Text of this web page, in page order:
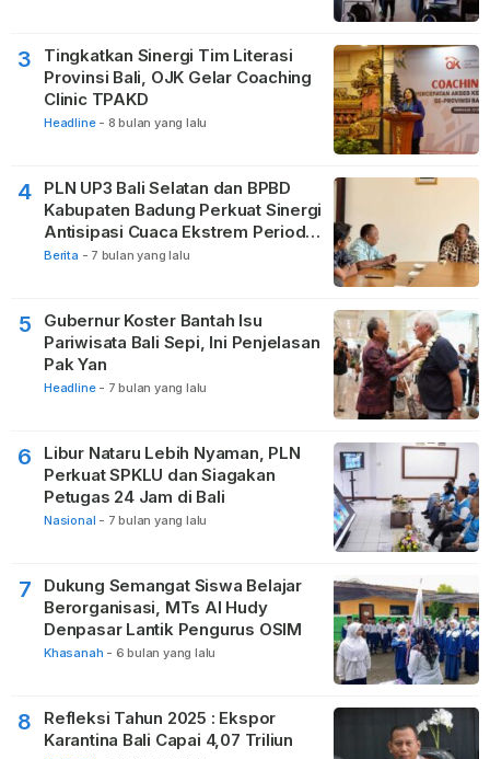
3
Tingkatkan Sinergi Tim Literasi
Provinsi Bali, OJK Gelar Coaching
Clinic TPAKD
Headline - 8 bulan yang lalu
4
PLN UP3 Bali Selatan dan BPBD
Kabupaten Badung Perkuat Sinergi
Antisipasi Cuaca Ekstrem Periode
Nataru
Berita - 7 bulan yang lalu
5
Gubernur Koster Bantah Isu
Pariwisata Bali Sepi, Ini Penjelasan
Pak Yan
Headline - 7 bulan yang lalu
6
Libur Nataru Lebih Nyaman, PLN
Perkuat SPKLU dan Siagakan
Petugas 24 Jam di Bali
Nasional - 7 bulan yang lalu
7
Dukung Semangat Siswa Belajar
Berorganisasi, MTs Al Hudy
Denpasar Lantik Pengurus OSIM
Khasanah - 6 bulan yang lalu
8
Refleksi Tahun 2025 : Ekspor
Karantina Bali Capai 4,07 Triliun